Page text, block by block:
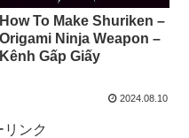
How To Make Shuriken –
Origami Ninja Weapon –
Kênh Gấp Giấy
2024.08.10
リンク